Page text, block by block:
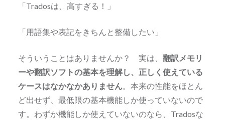
「Tradosは、高すぎる！」
「用語集や表記をきちんと整備したい」
そういうことはありませんか？ 実は、 翻訳メモリ
ーや翻訳ソフトの基本を理解し、正しく使えている
ケースはなかなかありません 。本来の性能をほとん
ど出せず、最低限の基本機能しか使っていないので
す。わずか機能しか使えていないのなら、Tradosな